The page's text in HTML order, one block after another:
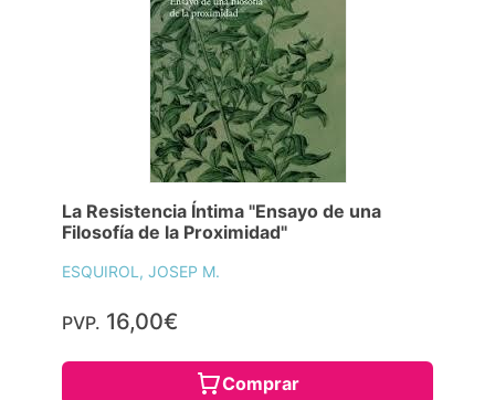
La Resistencia Íntima "Ensayo de una
Filosofía de la Proximidad"
ESQUIROL, JOSEP M.
PVP. 16,00€
Comprar